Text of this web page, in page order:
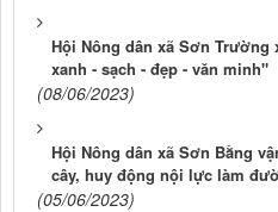
Hội Nông dân xã Sơn
xanh - sạch - đẹp - văn minh"
(08/06/2023)
Hội Nông dân xã Sơn Bằng
cây, huy động nội lực làm
(05/06/2023)